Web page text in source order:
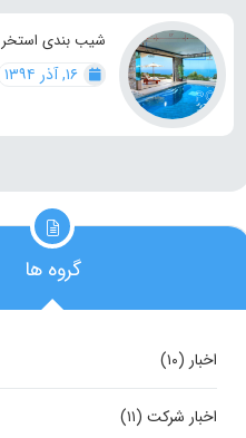
شیب بندی استخر
گروه ها
اخبار (۱۰)
اخبار شرکت (۱۱)